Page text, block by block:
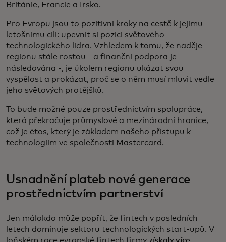
Británie, Francie a Irsko.
Pro Evropu jsou to pozitivní kroky na cestě k jejímu
letošnímu cíli: upevnit si pozici světového
technologického lídra. Vzhledem k tomu, že naděje
regionu stále rostou - a finanční podpora je
následována -, je úkolem regionu ukázat svou
vyspělost a prokázat, proč se o něm musí mluvit vedle
jeho světových protějšků.
To bude možné pouze prostřednictvím spolupráce,
která překračuje průmyslové a mezinárodní hranice,
což je étos, který je základem našeho přístupu k
technologiím ve společnosti Mastercard.
Usnadnění plateb nové generace
prostřednictvím partnerství
Jen málokdo může popřít, že fintech v posledních
letech dominuje sektoru technologických start-upů. V